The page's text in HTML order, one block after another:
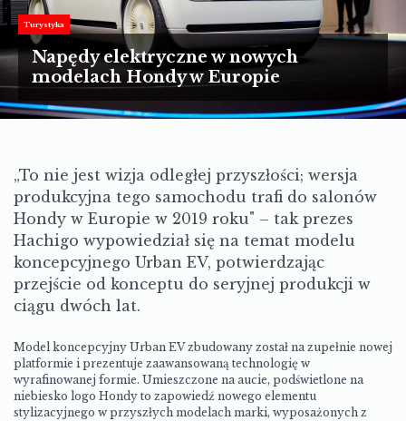
MOTORYZACJA
LIFESTYLE
Turystyka
Napędy elektryczne w nowych
modelach Hondy w Europie
„To nie jest wizja odległej przyszłości; wersja
produkcyjna tego samochodu trafi do salonów
Hondy w Europie w 2019 roku" – tak prezes
Hachigo wypowiedział się na temat modelu
koncepcyjnego Urban EV, potwierdzając
przejście od konceptu do seryjnej produkcji w
ciągu dwóch lat.
Model koncepcyjny Urban EV zbudowany został na zupełnie nowej
platformie i prezentuje zaawansowaną technologię w
wyrafinowanej formie. Umieszczone na aucie, podświetlone na
niebiesko logo Hondy to zapowiedź nowego elementu
stylizacyjnego w przyszłych modelach marki, wyposażonych z